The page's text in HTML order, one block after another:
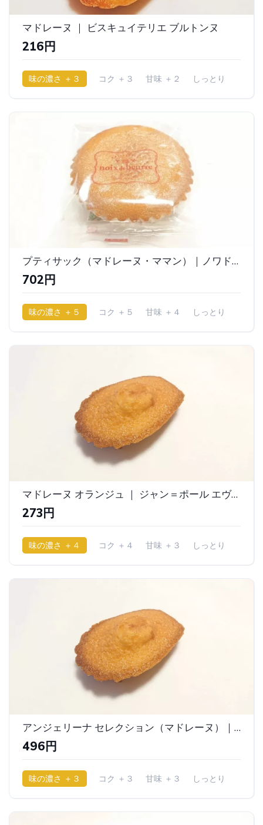
マドレーヌ ｜ ビスキュイテリエ ブルトンヌ
216円
味の濃さ ＋３ コク ＋３ 甘味 ＋２ しっとり
プティサック（マドレーヌ・ママン）｜ノワドゥブール
702円
味の濃さ ＋５ コク ＋５ 甘味 ＋４ しっとり
マドレーヌ オランジュ ｜ ジャン＝ポール エヴァン
273円
味の濃さ ＋４ コク ＋４ 甘味 ＋３ しっとり
アンジェリーナ セレクション（マドレーヌ）｜ アンジェリーナ
496円
味の濃さ ＋３ コク ＋３ 甘味 ＋３ しっとり